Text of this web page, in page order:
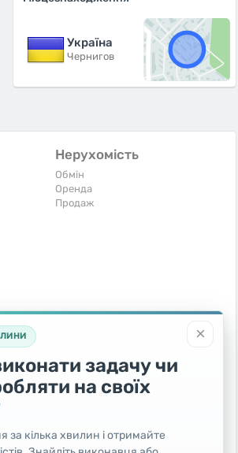
Україна
Чернигов
Нерухомість
Обмін
Оренда
Продаж
Запчастини та аксесуари
Комерційний транспорт
Легкові автомобілі
Послуги
Яхти, човни, байдарки
×
задачу чи
на своїх
за кілька хвилин і отримайте